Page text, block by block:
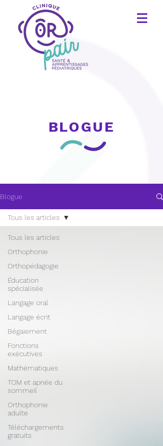
BLOGUE
Blogue
Tous les articles
Orthophonie
Orthopédagogie
Éducation
spécialisée
Langage oral
Langage écrit
Bégaiement
Fonctions
exécutives
Mathématiques
TOM et apnée du
sommeil
Orthophonie
adulte
Téléchargements
gratuits
Tous les articles